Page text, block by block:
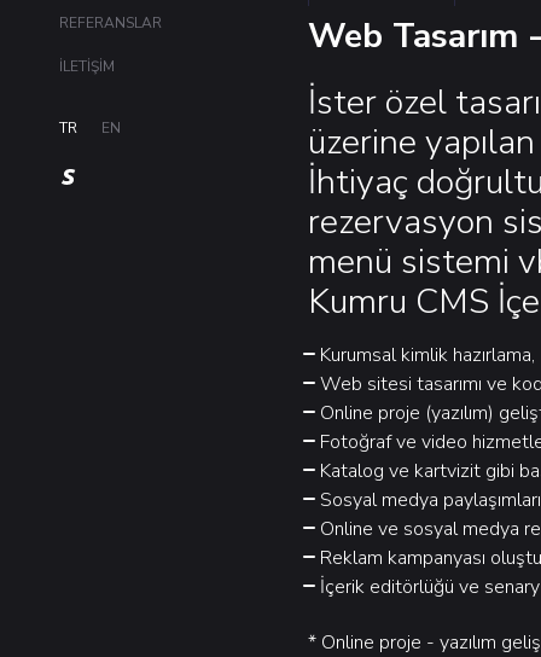
REFERANSLAR
İLETİŞİM
TR EN
Web Tasarım
İster özel
üzerine
İhtiyaç
rezervasyon
menü sistemi
Kumru CMS
Kurumsal kimlik hazırlama,
Web sitesi tasarımı ve
Online proje (yazılım)
Fotoğraf ve video
Katalog ve kartvizit gibi
Sosyal medya
Online ve sosyal medya
Reklam kampanyası
İçerik editörlüğü ve
* Online proje - yazılım